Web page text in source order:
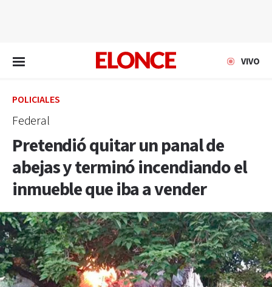
VIVO
POLICIALES
Federal
Pretendió quitar un panal de
abejas y terminó incendiando el
inmueble que iba a vender